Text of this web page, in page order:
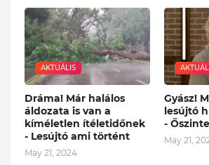
AKTUÁLIS
Dráma! Már halálos
áldozata is van a
kíméletlen ítéletidőnek
- Lesújtó ami történt
May 21, 2024
Gyász!
lesújtó
-
May 21,